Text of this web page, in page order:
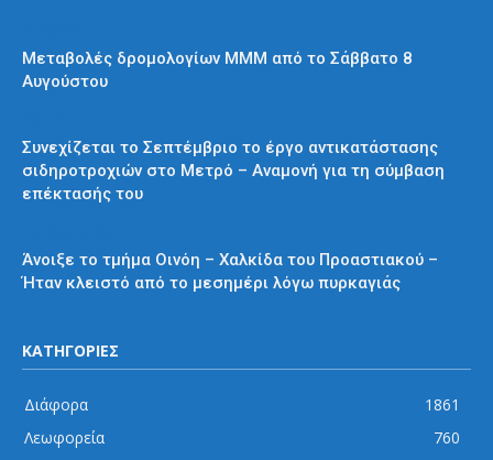
Μεταβολές δρομολογίων ΜΜΜ από το Σάββατο 8
Αυγούστου
Συνεχίζεται το Σεπτέμβριο το έργο αντικατάστασης
σιδηροτροχιών στο Μετρό – Αναμονή για τη σύμβαση
επέκτασής του
Άνοιξε το τμήμα Οινόη – Χαλκίδα του Προαστιακού –
Ήταν κλειστό από το μεσημέρι λόγω πυρκαγιάς
ΚΑΤΗΓΟΡΙΕΣ
Διάφορα
1861
Λεωφορεία
760